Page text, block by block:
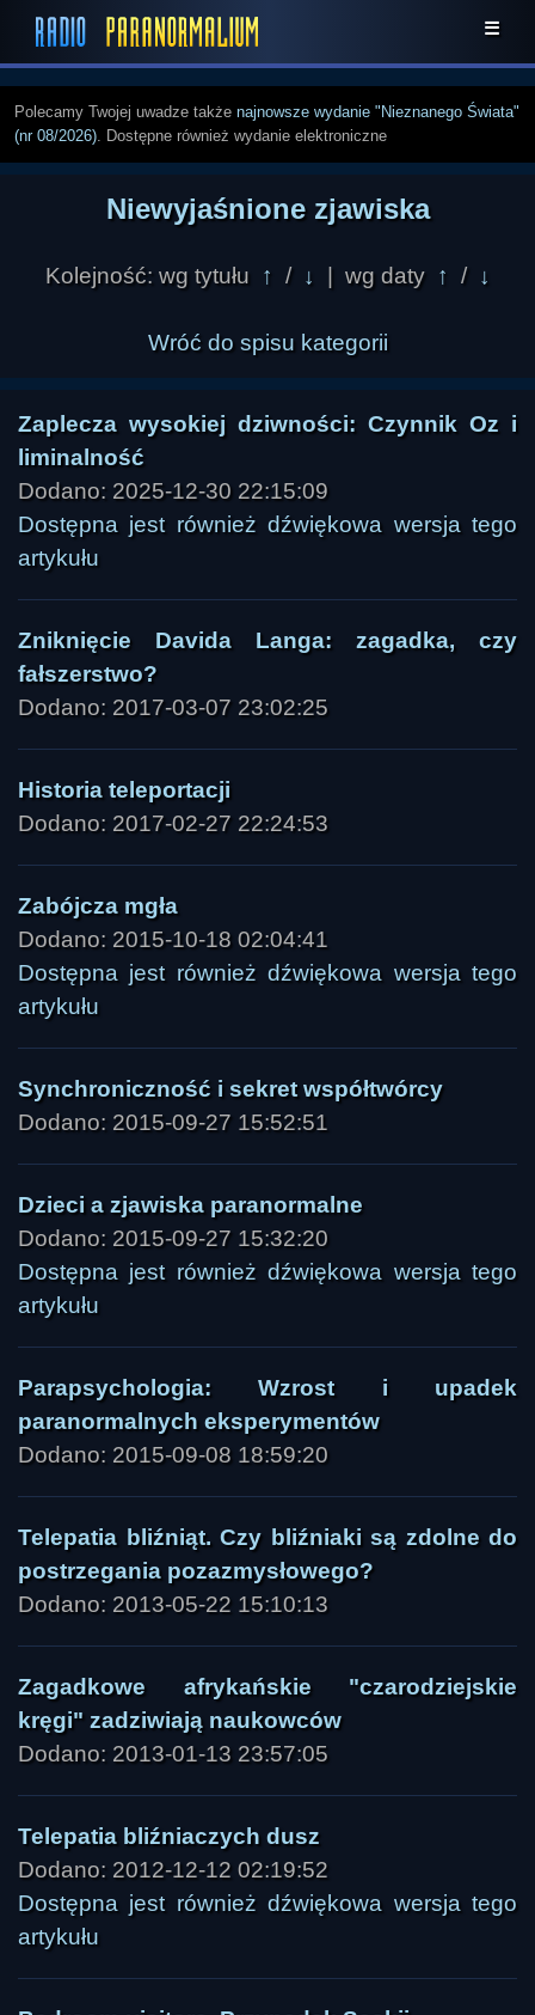
☰
Polecamy Twojej uwadze także najnowsze wydanie "Nieznanego Świata"
(nr 08/2026). Dostępne również wydanie elektroniczne
Niewyjaśnione zjawiska
Kolejność: wg tytułu ↑ / ↓ | wg daty ↑ / ↓
Wróć do spisu kategorii
Zaplecza wysokiej dziwności: Czynnik Oz i
liminalność
Dodano: 2025-12-30 22:15:09
Dostępna jest również dźwiękowa wersja tego
artykułu
Zniknięcie Davida Langa: zagadka, czy
fałszerstwo?
Dodano: 2017-03-07 23:02:25
Historia teleportacji
Dodano: 2017-02-27 22:24:53
Zabójcza mgła
Dodano: 2015-10-18 02:04:41
Dostępna jest również dźwiękowa wersja tego
artykułu
Synchroniczność i sekret współtwórcy
Dodano: 2015-09-27 15:52:51
Dzieci a zjawiska paranormalne
Dodano: 2015-09-27 15:32:20
Dostępna jest również dźwiękowa wersja tego
artykułu
Parapsychologia: Wzrost i upadek
paranormalnych eksperymentów
Dodano: 2015-09-08 18:59:20
Telepatia bliźniąt. Czy bliźniaki są zdolne do
postrzegania pozazmysłowego?
Dodano: 2013-05-22 15:10:13
Zagadkowe afrykańskie "czarodziejskie
kręgi" zadziwiają naukowców
Dodano: 2013-01-13 23:57:05
Telepatia bliźniaczych dusz
Dodano: 2012-12-12 02:19:52
Dostępna jest również dźwiękowa wersja tego
artykułu